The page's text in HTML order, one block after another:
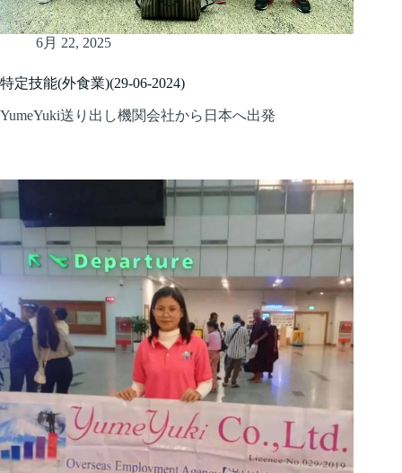
6月 22, 2025
特定技能(外食業)(29-06-2024)
YumeYuki送り出し機関会社から日本へ出発